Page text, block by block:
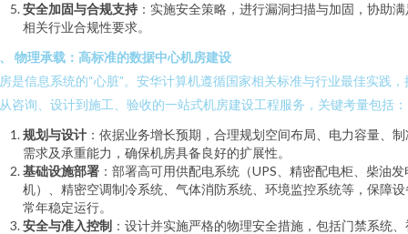
安全加固与合规支持 ：实施安全策略，进行漏洞扫描与加固，协助
相关行业合规性要求。
物理承载：高标准的数据中心机房建设
是信息系统的“心脏”。安华计算机遵循国家相关标准与行业最佳实践，
咨询、设计到施工、验收的一站式机房建设工程服务，关键考量包括：
规划与设计 ：依据业务增长预期，合理规划空间布局、电力容量、制
需求及承重能力，确保机房具备良好的扩展性。
基础设施部署 ：部署高可用供配电系统（UPS、精密配电柜、柴油发
机）、精密空调制冷系统、气体消防系统、环境监控系统等，保障设
常年稳定运行。
安全与准入控制 ：设计并实施严格的物理安全措施，包括门禁系统、